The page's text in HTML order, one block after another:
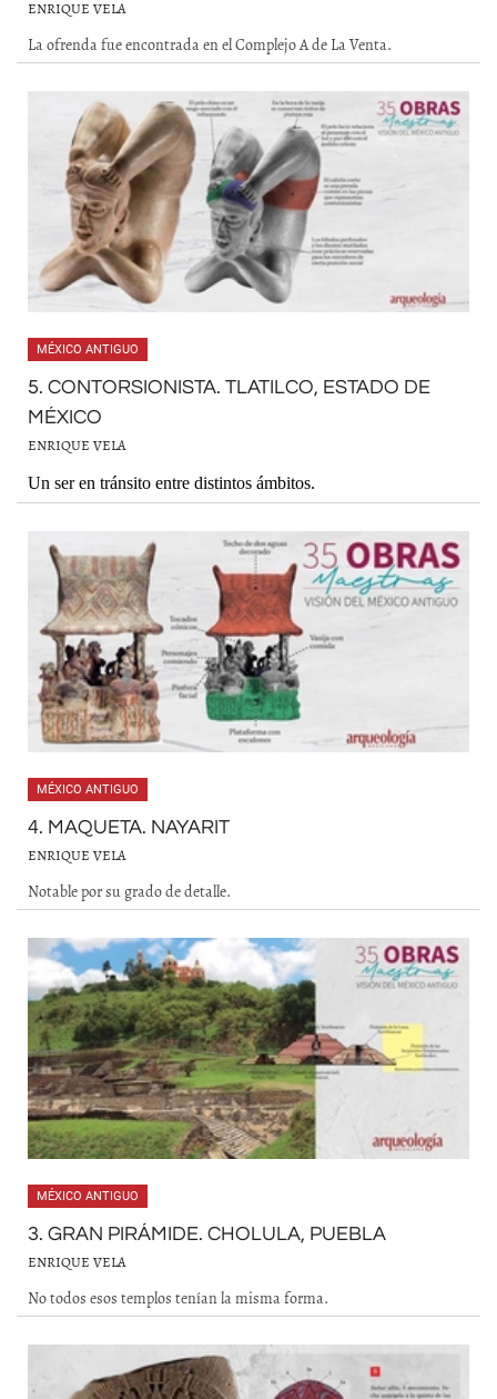
ENRIQUE VELA
La ofrenda fue encontrada en el Complejo A de La Venta.
MÉXICO ANTIGUO
5. CONTORSIONISTA. TLATILCO, ESTADO DE
MÉXICO
ENRIQUE VELA
Un ser en tránsito entre distintos ámbitos.
MÉXICO ANTIGUO
4. MAQUETA. NAYARIT
ENRIQUE VELA
Notable por su grado de detalle.
MÉXICO ANTIGUO
3. GRAN PIRÁMIDE. CHOLULA, PUEBLA
ENRIQUE VELA
No todos esos templos tenían la misma forma.